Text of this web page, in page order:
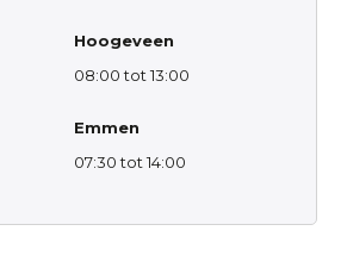
Hoogeveen
08:00 tot 13:00
Emmen
07:30 tot 14:00